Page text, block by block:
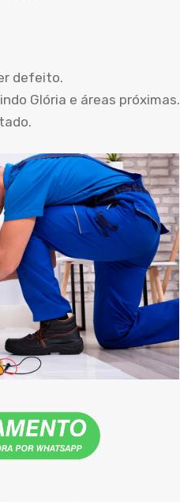
defeito.
Glória e áreas próximas.